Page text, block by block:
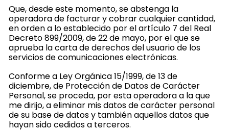
Que, desde este momento, se abstenga la
operadora de facturar y cobrar cualquier cantidad,
en orden a lo establecido por el artículo 7 del Real
Decreto 899/2009, de 22 de mayo, por el que se
aprueba la carta de derechos del usuario de los
servicios de comunicaciones electrónicas.
Conforme a Ley Orgánica 15/1999, de 13 de
diciembre, de Protección de Datos de Carácter
Personal, se proceda, por esta operadora a la que
me dirijo, a eliminar mis datos de carácter personal
de su base de datos y también aquellos datos que
hayan sido cedidos a terceros.